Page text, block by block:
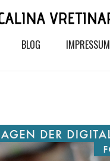
BLOG IMPRESSUM